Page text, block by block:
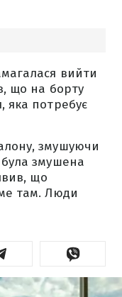
вийти
що на борту
яка потребує
змушуючи
змушена
що
там. Люди